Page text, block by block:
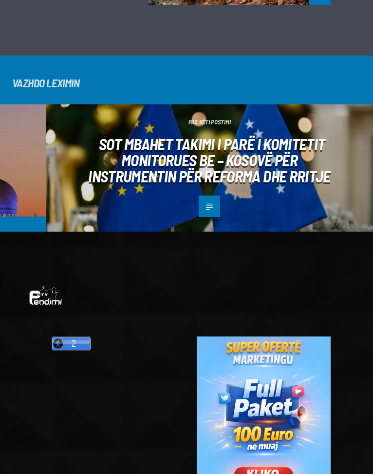
VAZHDO LEXIMIN
PAS KËTI POSTIMI
SOT MBAHET TAKIMI I PARË I KOMITETIT
MONITORUES BE – KOSOVË PËR
INSTRUMENTIN PËR REFORMA DHE RRITJE